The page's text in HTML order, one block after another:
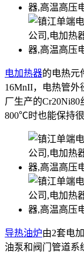
电加热器的电热元
16MnII，电热管外
厂生产的
800℃时也能保持很
导热油炉由2套电
油泵和阀门管道系